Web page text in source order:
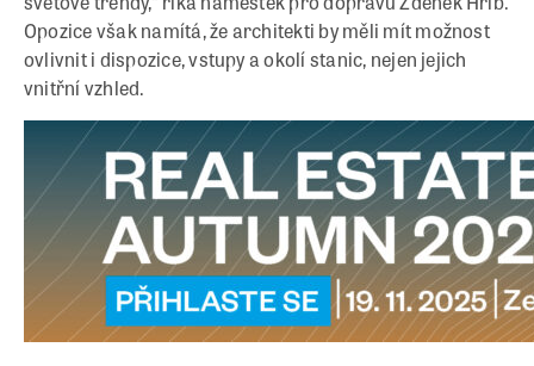
Opozice však namítá, že architekti by měli mít možnost
ovlivnit i dispozice, vstupy a okolí stanic, nejen jejich
vnitřní vzhled.